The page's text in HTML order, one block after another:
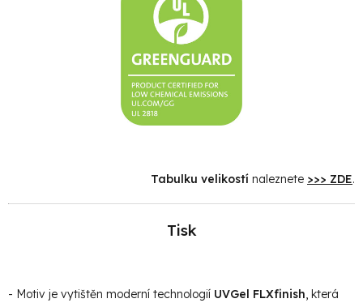
Tabulku velikostí naleznete >>> ZDE.
Tisk
- Motiv je vytištěn moderní technologií UVGel FLXfinish, která